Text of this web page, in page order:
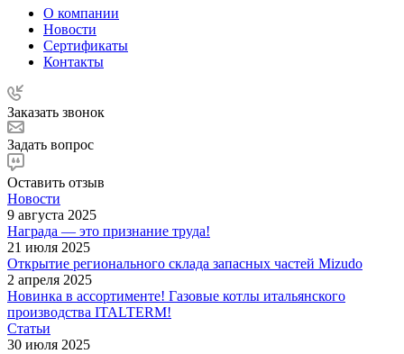
О компании
Новости
Сертификаты
Контакты
Заказать звонок
Задать вопрос
Оставить отзыв
Новости
9 августа 2025
Награда — это признание труда!
21 июля 2025
Открытие регионального склада запасных частей Mizudo
2 апреля 2025
Новинка в ассортименте! Газовые котлы итальянского
производства ITALTERM!
Статьи
30 июля 2025